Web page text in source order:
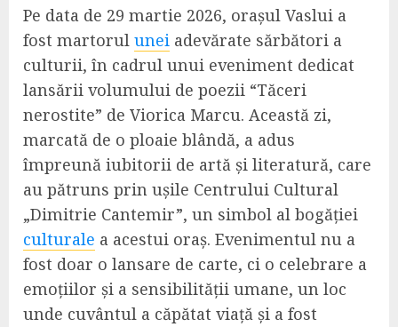
Pe data de 29 martie 2026, orașul Vaslui a
fost martorul unei adevărate sărbători a
culturii, în cadrul unui eveniment dedicat
lansării volumului de poezii “Tăceri
nerostite” de Viorica Marcu. Această zi,
marcată de o ploaie blândă, a adus
împreună iubitorii de artă și literatură, care
au pătruns prin ușile Centrului Cultural
„Dimitrie Cantemir”, un simbol al bogăției
culturale a acestui oraș. Evenimentul nu a
fost doar o lansare de carte, ci o celebrare a
emoțiilor și a sensibilității umane, un loc
unde cuvântul a căpătat viață și a fost